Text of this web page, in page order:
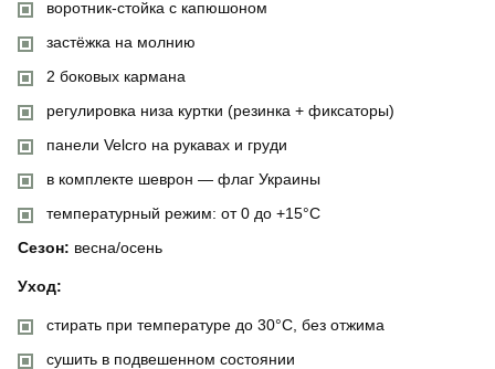
воротник-стойка с капюшоном
застёжка на молнию
2 боковых кармана
регулировка низа куртки (резинка + фиксаторы)
панели Velcro на рукавах и груди
в комплекте шеврон — флаг Украины
температурный режим: от 0 до +15°C
Сезон: весна/осень
Уход:
стирать при температуре до 30°C, без отжима
сушить в подвешенном состоянии